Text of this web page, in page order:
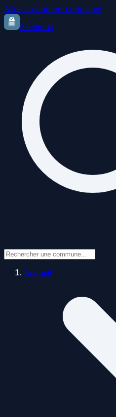
Aller au contenu principal
Elections
Accueil